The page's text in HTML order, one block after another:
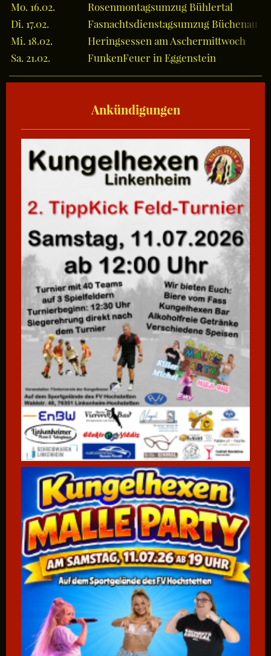
Mo. 16.02.
Rosenmontagsumzug Bühlertal
Di. 17.02.
Fasnachtsdienstagsumzug Büchenau
Mi. 18.02.
Heringsessen am Aschermittwoch
Sa. 21.02.
FunkenFeuer in Eggenstein
Ankündigungen